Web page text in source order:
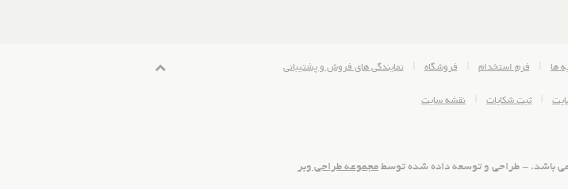
ها فرم استخدام فروشگاه نمایندگی های فروش و پشتیبانی
ثبت شکایات نقشه سایت
باشد. - طراحی و توسعه داده شده توسط مجموعه طراحی وبر